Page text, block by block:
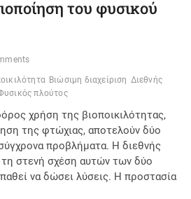
του φυσικού
Βιώσιμη διαχείριση Διεθνής
πλούτος
χρήση της βιοποικιλότητας,
της φτώχιας, αποτελούν δύο
προβλήματα. Η διεθνής
τη στενή σχέση αυτών των δύο
να δώσει λύσεις. Η προστασία